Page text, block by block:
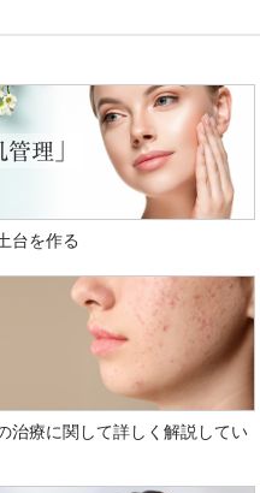
理」
台を作る
治療に関して詳しく解説してい